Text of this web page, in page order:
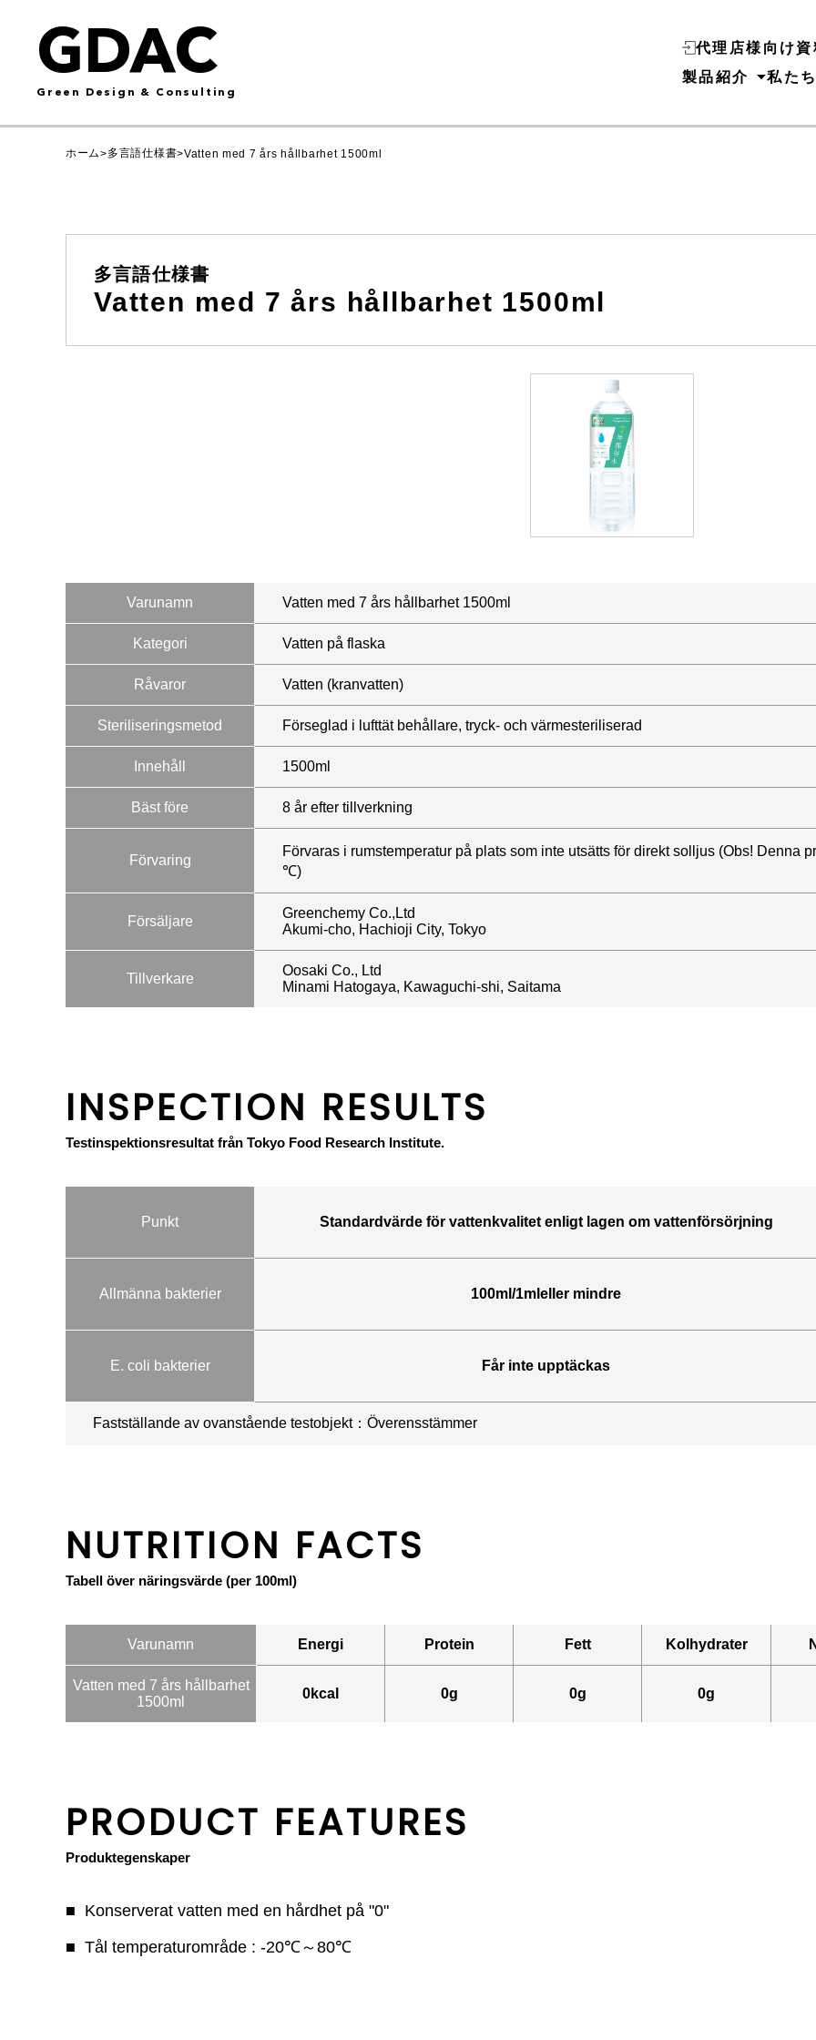
GDAC
Green Design & Consulting
代理店様向け資
製品紹介
私た
ホーム>多言語仕様書>Vatten med 7 års hållbarhet 1500ml
多言語仕様書
Vatten med 7 års hållbarhet 1500ml
Varunamn Vatten med 7 års hållbarhet 1500ml
Kategori Vatten på flaska
Råvaror Vatten (kranvatten)
Steriliseringsmetod Förseglad i lufttät behållare, tryck- och värmesteriliserad
Innehåll 1500ml
Bäst före 8 år efter tillverkning
Förvaring
Förvaras i rumstemperatur på plats som inte utsätts för direkt solljus ​(Obs! Denna
℃)
Försäljare
Greenchemy Co.,Ltd
Akumi-cho, Hachioji City, Tokyo
Tillverkare
Oosaki Co., Ltd
Minami Hatogaya, Kawaguchi-shi, Saitama
INSPECTION RESULTS
Testinspektionsresultat från Tokyo Food Research Institute.
Punkt Standardvärde för vattenkvalitet enligt lagen om vattenförsörjning
Allmänna bakterier 100ml/1mleller mindre
E. coli bakterier Får inte upptäckas
Fastställande av ovanstående testobjekt：Överensstämmer
NUTRITION FACTS
Tabell över näringsvärde (per 100ml)
Varunamn Energi Protein Fett Kolhydrater
Vatten med 7 års hållbarhet
1500ml
0kcal 0g 0g 0g
PRODUCT FEATURES
Produktegenskaper
Konserverat vatten med en hårdhet på "0"
Tål temperaturområde : -20℃～80℃